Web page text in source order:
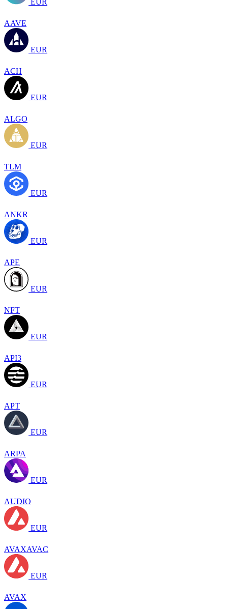
AAVE
EUR
ACH
EUR
ALGO
EUR
TLM
EUR
ANKR
EUR
APE
EUR
NFT
EUR
API3
EUR
APT
EUR
ARPA
EUR
AUDIO
EUR
AVAXAVAC
EUR
AVAX